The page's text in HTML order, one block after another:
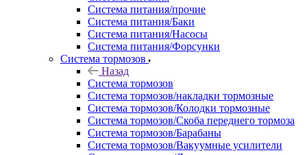
Система питания/прочие
Система питания/Баки
Система питания/Насосы
Система питания/Форсунки
Система тормозов
Назад
Система тормозов
Система тормозов/накладки тормозные
Система тормозов/Колодки тормозные
Система тормозов/Скоба переднего тормоза
Система тормозов/Барабаны
Система тормозов/Вакуумные усилители